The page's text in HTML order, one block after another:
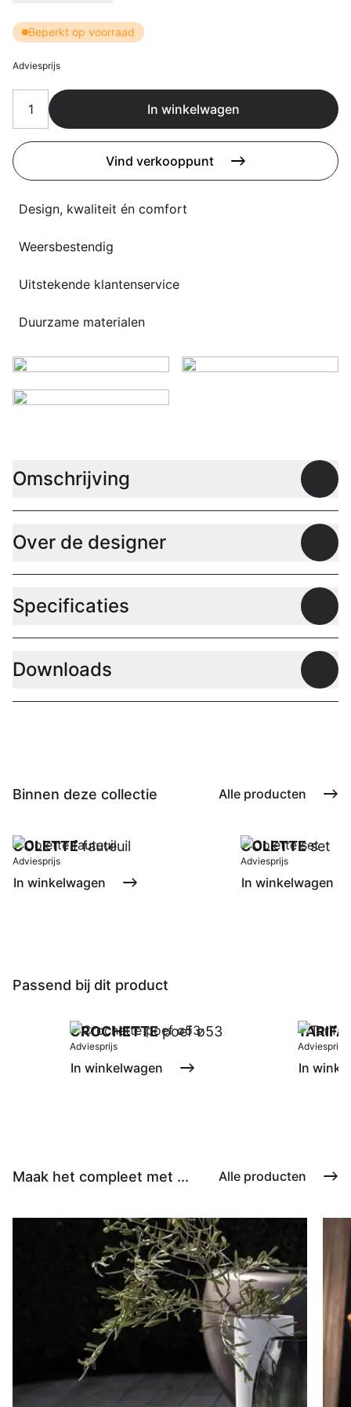
Deals
Flagship stores
Contact
3D modellen
Support
Nieuws
Taalkeuze
Beperkt op voorraad
Adviesprijs
In winkelwagen
Vind verkooppunt
Design, kwaliteit én comfort
Weersbestendig
Uitstekende klantenservice
Duurzame materialen
Omschrijving
Over de designer
Specificaties
Downloads
Binnen deze collectie Alle producten
COLETTEfauteuil
Adviesprijs
In winkelwagen
COLETTEset
Adviesprijs
In winkelwagen
Passend bij dit product
CROCHETTEpoef ø53
Adviesprijs
In winkelwagen
TARIFA
Adviesprijs
In
Maak het compleet met ... Alle producten